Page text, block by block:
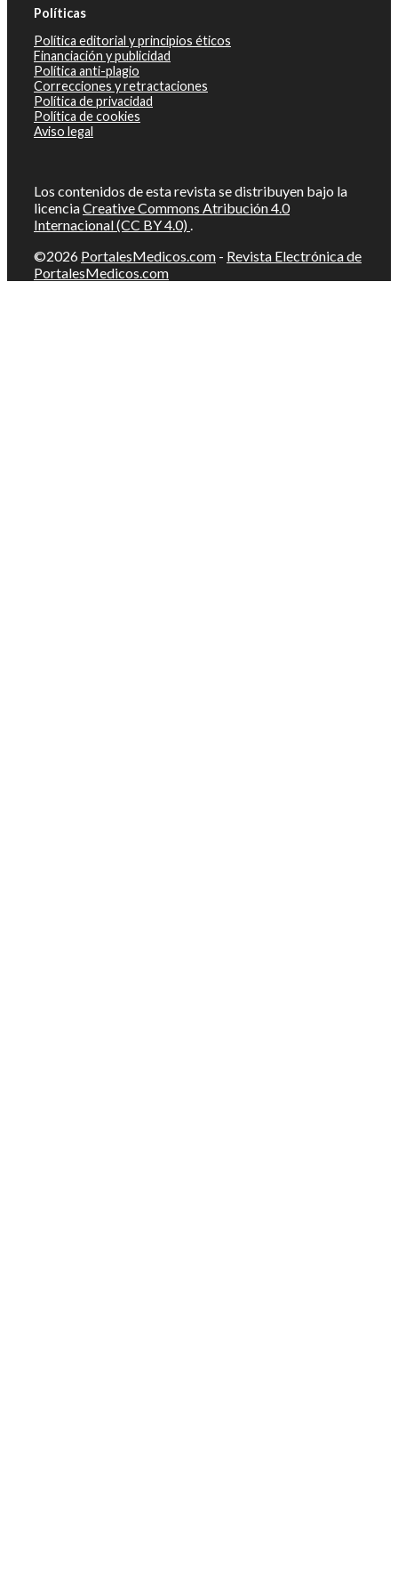
Políticas
Política editorial y principios éticos
Financiación y publicidad
Política anti-plagio
Correcciones y retractaciones
Política de privacidad
Política de cookies
Aviso legal
Los contenidos de esta revista se distribuyen bajo la
licenciaCreative Commons Atribución 4.0
Internacional (CC BY 4.0) .
©2026 PortalesMedicos.com - Revista Electrónica de
PortalesMedicos.com